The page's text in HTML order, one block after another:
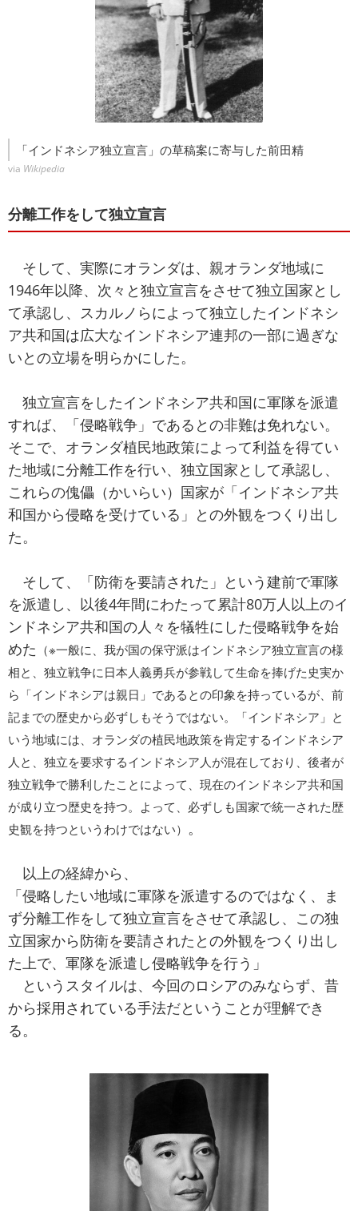
「インドネシア独立宣言」の草稿案に寄与した前田精
via Wikipedia
分離工作をして独立宣言
そして、実際にオランダは、親オランダ地域に
1946年以降、次々と独立宣言をさせて独立国家とし
て承認し、スカルノらによって独立したインドネシ
ア共和国は広大なインドネシア連邦の一部に過ぎな
いとの立場を明らかにした。
独立宣言をしたインドネシア共和国に軍隊を派遣
すれば、「侵略戦争」であるとの非難は免れない。
そこで、オランダ植民地政策によって利益を得てい
た地域に分離工作を行い、独立国家として承認し、
これらの傀儡（かいらい）国家が「インドネシア共
和国から侵略を受けている」との外観をつくり出し
た。
そして、「防衛を要請された」という建前で軍隊
を派遣し、以後4年間にわたって累計80万人以上のイ
ンドネシア共和国の人々を犠牲にした侵略戦争を始
めた （※一般に、我が国の保守派はインドネシア独立宣言の様
相と、独立戦争に日本人義勇兵が参戦して生命を捧げた史実か
ら「インドネシアは親日」であるとの印象を持っているが、前
記までの歴史から必ずしもそうではない。「インドネシア」と
いう地域には、オランダの植民地政策を肯定するインドネシア
人と、独立を要求するインドネシア人が混在しており、後者が
独立戦争で勝利したことによって、現在のインドネシア共和国
が成り立つ歴史を持つ。よって、必ずしも国家で統一された歴
史観を持つというわけではない） 。
以上の経緯から、
「侵略したい地域に軍隊を派遣するのではなく、ま
ず分離工作をして独立宣言をさせて承認し、この独
立国家から防衛を要請されたとの外観をつくり出し
た上で、軍隊を派遣し侵略戦争を行う」
というスタイルは、今回のロシアのみならず、昔
から採用されている手法だということが理解でき
る。